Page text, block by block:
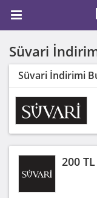
Süvari
Süvari İndirimi
200